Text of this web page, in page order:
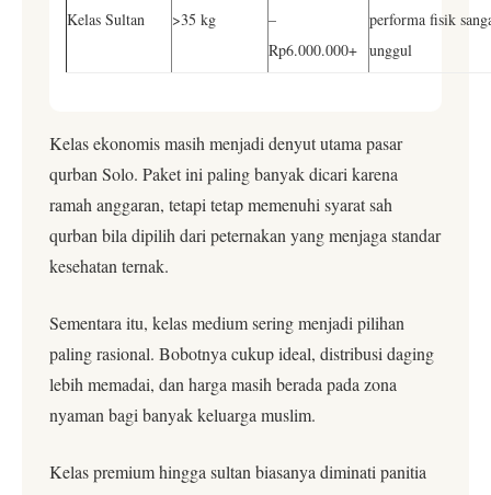
Kelas Sultan >35 kg
–
Rp6.000.000+
performa fisik
unggul
Kelas ekonomis masih menjadi denyut utama pasar
qurban Solo. Paket ini paling banyak dicari karena
ramah anggaran, tetapi tetap memenuhi syarat sah
qurban bila dipilih dari peternakan yang menjaga standar
kesehatan ternak.
Sementara itu, kelas medium sering menjadi pilihan
paling rasional. Bobotnya cukup ideal, distribusi daging
lebih memadai, dan harga masih berada pada zona
nyaman bagi banyak keluarga muslim.
Kelas premium hingga sultan biasanya diminati panitia